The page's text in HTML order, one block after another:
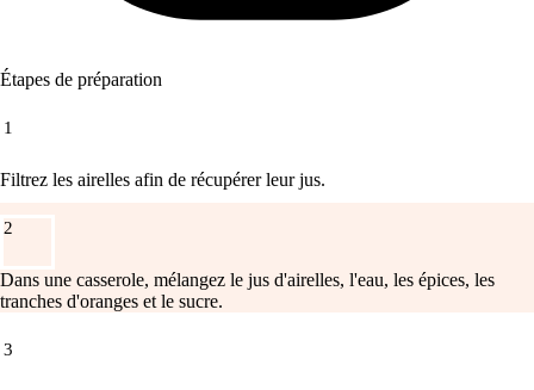
Étapes de préparation
1
Filtrez les airelles afin de récupérer leur jus.
2
Dans une casserole, mélangez le jus d'airelles, l'eau, les épices, les
tranches d'oranges et le sucre.
3